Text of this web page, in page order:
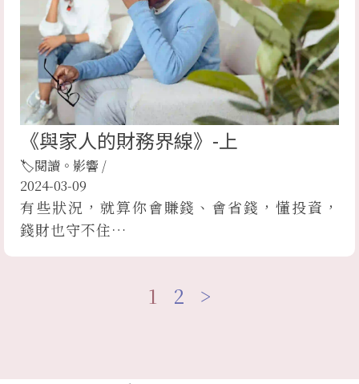
《與家人的財務界線》-上
🏷閱讀。影響 /
2024-03-09
有些狀況，就算你會賺錢、會省錢，懂投資，
錢財也守不住…
1 2 >